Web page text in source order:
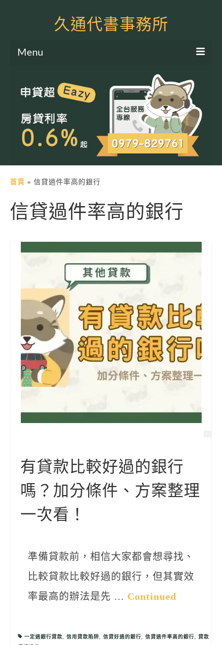
久通代書事務所
Menu
土地二胎申貸
房屋二胎申貸
軍公教貸款
土地貸款
房屋貸款
信用貸款
代書貸款
銀行貸款
其他貸款
申貸Q&A
久通專欄
時事解析
生活理財
首頁 » 信貸過件率高的銀行
信貸過件率高的銀行
有貸款比較好過的銀行
嗎？加分條件、方案整理
一次看！
準備貸款前，相信大家都會想尋找、
比較貸款比較好過的銀行，但其實效
率最高的辦法是先 … Continued
一定過銀行貸款, 信用貸款陷阱, 信貸好過的銀行, 信貸過件率高的銀行, 貸款